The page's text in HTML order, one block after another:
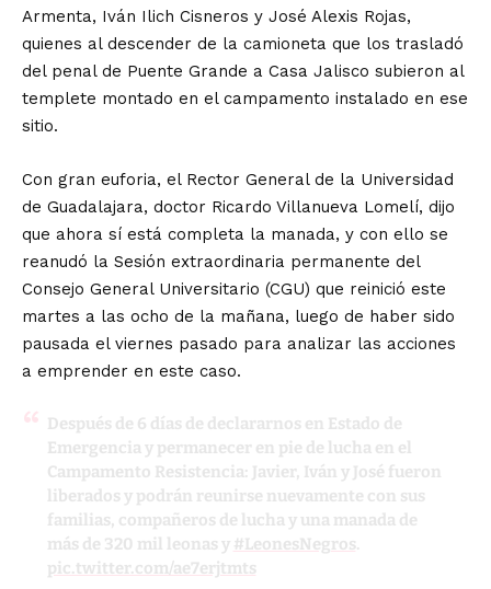
Armenta, Iván Ilich Cisneros y José Alexis Rojas,
quienes al descender de la camioneta que los trasladó
del penal de Puente Grande a Casa Jalisco subieron al
templete montado en el campamento instalado en ese
sitio.
Con gran euforia, el Rector General de la Universidad
de Guadalajara, doctor Ricardo Villanueva Lomelí, dijo
que ahora sí está completa la manada, y con ello se
reanudó la Sesión extraordinaria permanente del
Consejo General Universitario (CGU) que reinició este
martes a las ocho de la mañana, luego de haber sido
pausada el viernes pasado para analizar las acciones
a emprender en este caso.
Después de 6 días de declararnos en Estado de
Emergencia y permanecer en pie de lucha en el
Campamento Resistencia: Javier, Iván y José fueron
liberados y podrán reunirse nuevamente con sus
familias, compañeros de lucha y una manada de
más de 320 mil leonas y #LeonesNegros.
pic.twitter.com/ae7erjtmts